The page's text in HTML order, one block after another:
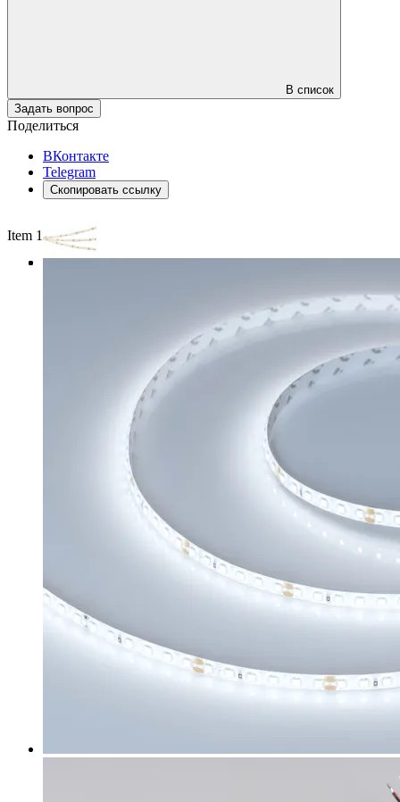
В список
Задать вопрос
Поделиться
ВКонтакте
Telegram
Скопировать ссылку
Item 1 of 3